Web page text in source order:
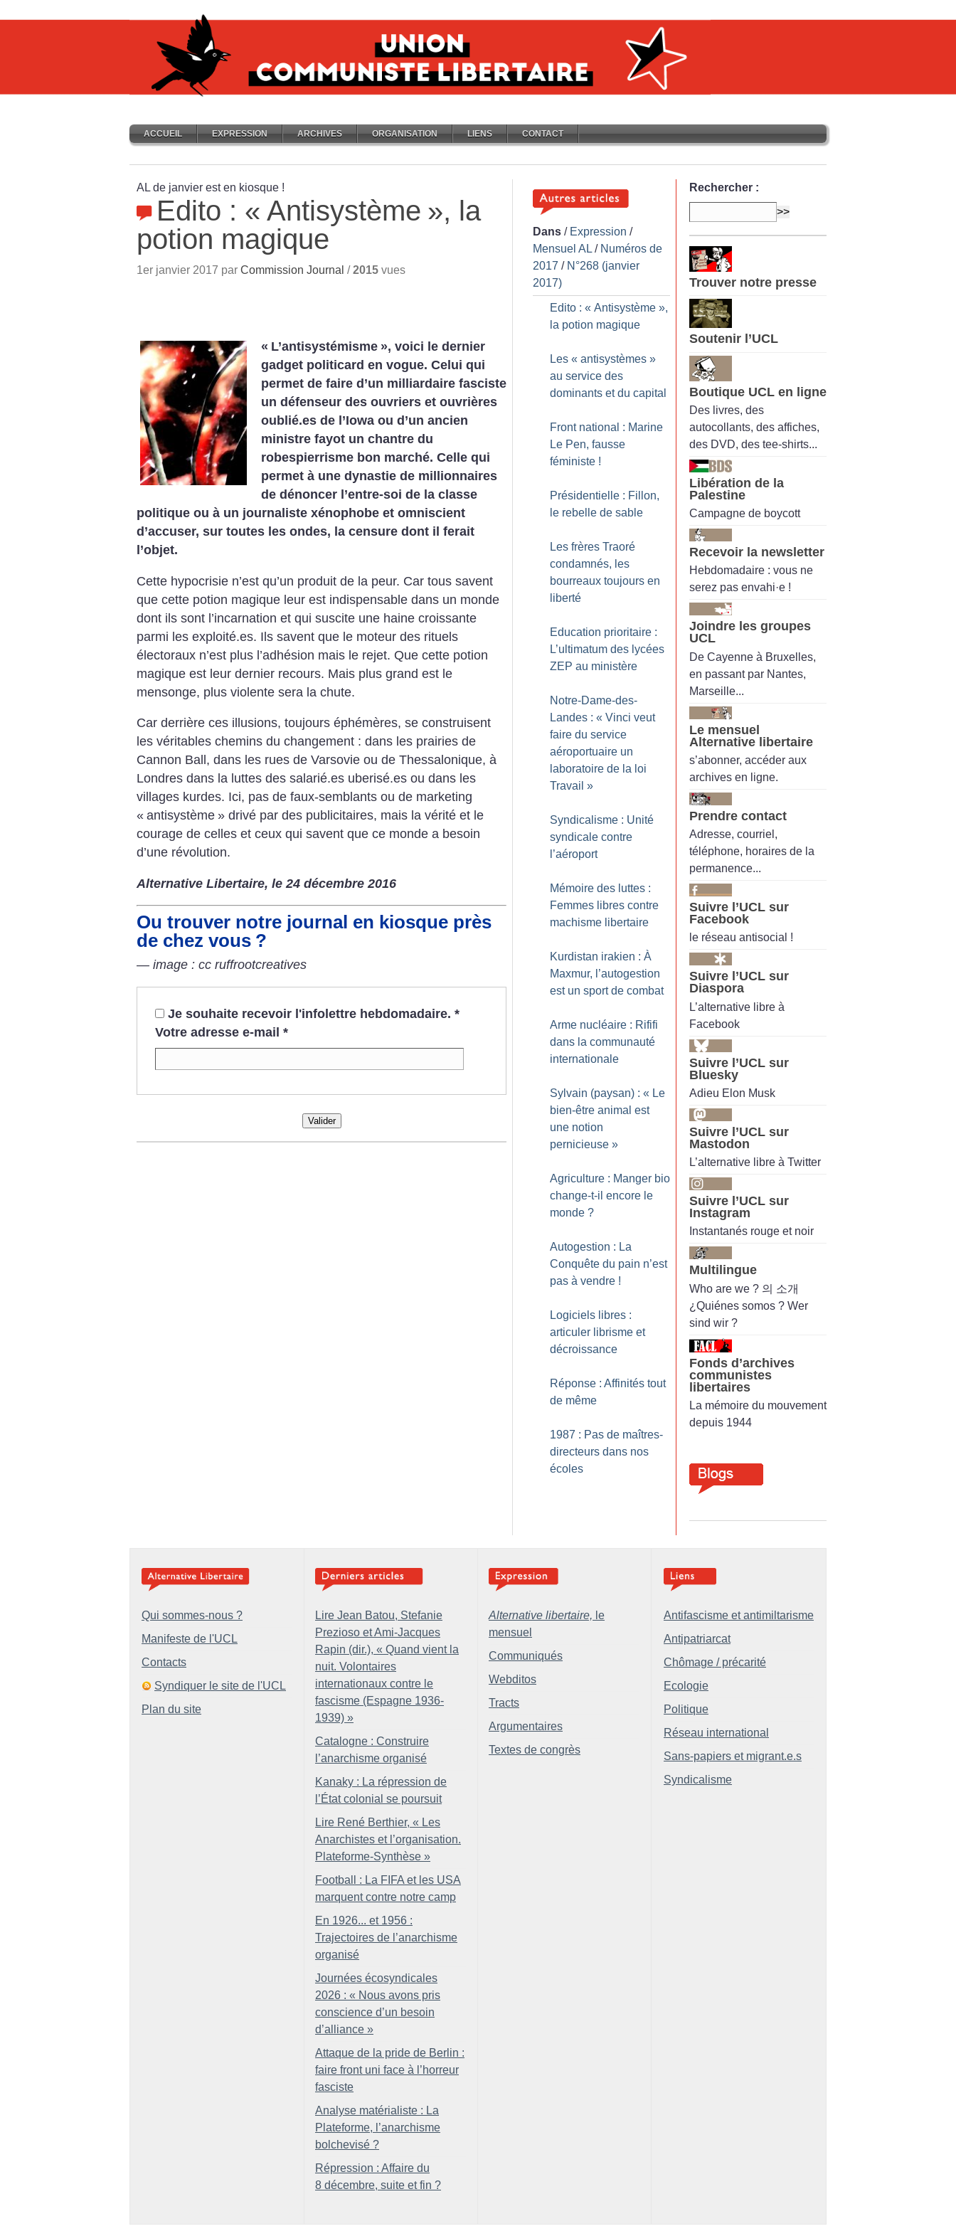
ACCUEIL EXPRESSION ARCHIVES ORGANISATION LIENS CONTACT
AL de janvier est en kiosque !
Edito : « Antisystème », la
potion magique
1er janvier 2017 par Commission Journal /2015 vues
« L’antisystémisme », voici le dernier
gadget politicard en vogue. Celui qui
permet de faire d’un milliardaire fasciste
un défenseur des ouvriers et ouvrières
oublié.es de l’Iowa ou d’un ancien
ministre fayot un chantre du
robespierrisme bon marché. Celle qui
permet à une dynastie de millionnaires
de dénoncer l’entre-soi de la classe
politique ou à un journaliste xénophobe et omniscient
d’accuser, sur toutes les ondes, la censure dont il ferait
l’objet.
Cette hypocrisie n’est qu’un produit de la peur. Car tous savent
que cette potion magique leur est indispensable dans un monde
dont ils sont l’incarnation et qui suscite une haine croissante
parmi les exploité.es. Ils savent que le moteur des rituels
électoraux n’est plus l’adhésion mais le rejet. Que cette potion
magique est leur dernier recours. Mais plus grand est le
mensonge, plus violente sera la chute.
Car derrière ces illusions, toujours éphémères, se construisent
les véritables chemins du changement : dans les prairies de
Cannon Ball, dans les rues de Varsovie ou de Thessalonique, à
Londres dans la luttes des salarié.es uberisé.es ou dans les
villages kurdes. Ici, pas de faux-semblants ou de marketing
« antisystème » drivé par des publicitaires, mais la vérité et le
courage de celles et ceux qui savent que ce monde a besoin
d’une révolution.
Alternative Libertaire, le 24 décembre 2016
Ou trouver notre journal en kiosque près
de chez vous ?
— image : cc ruffrootcreatives
Je souhaite recevoir l'infolettre hebdomadaire. *
Votre adresse e-mail *
Valider
Dans / Expression /
Mensuel AL / Numéros de
2017 / N°268 (janvier
2017)
Edito : « Antisystème »,
la potion magique
Les « antisystèmes »
au service des
dominants et du capital
Front national : Marine
Le Pen, fausse
féministe !
Présidentielle : Fillon,
le rebelle de sable
Les frères Traoré
condamnés, les
bourreaux toujours en
liberté
Education prioritaire :
L’ultimatum des lycées
ZEP au ministère
Notre-Dame-des-
Landes : « Vinci veut
faire du service
aéroportuaire un
laboratoire de la loi
Travail »
Syndicalisme : Unité
syndicale contre
l’aéroport
Mémoire des luttes :
Femmes libres contre
machisme libertaire
Kurdistan irakien : À
Maxmur, l’autogestion
est un sport de combat
Arme nucléaire : Rififi
dans la communauté
internationale
Sylvain (paysan) : « Le
bien-être animal est
une notion
pernicieuse »
Agriculture : Manger bio
change-t-il encore le
monde ?
Autogestion : La
Conquête du pain n’est
pas à vendre !
Logiciels libres :
articuler librisme et
décroissance
Réponse : Affinités tout
de même
1987 : Pas de maîtres-
directeurs dans nos
écoles
Rechercher :
Trouver notre presse
Soutenir l’UCL
Boutique UCL en ligne
Des livres, des
autocollants, des affiches,
des DVD, des tee-shirts...
Libération de la
Palestine
Campagne de boycott
Recevoir la newsletter
Hebdomadaire : vous ne
serez pas envahi·e !
Joindre les groupes
UCL
De Cayenne à Bruxelles,
en passant par Nantes,
Marseille...
Le mensuel
Alternative libertaire
s’abonner, accéder aux
archives en ligne.
Prendre contact
Adresse, courriel,
téléphone, horaires de la
permanence...
Suivre l’UCL sur
Facebook
le réseau antisocial !
Suivre l’UCL sur
Diaspora
L’alternative libre à
Facebook
Suivre l’UCL sur
Bluesky
Adieu Elon Musk
Suivre l’UCL sur
Mastodon
L’alternative libre à Twitter
Suivre l’UCL sur
Instagram
Instantanés rouge et noir
Multilingue
Who are we ? 의 소개
¿Quiénes somos ? Wer
sind wir ?
Fonds d’archives
communistes
libertaires
La mémoire du mouvement
depuis 1944
Qui sommes-nous ?
Manifeste de l'UCL
Contacts
Syndiquer le site de l'UCL
Plan du site
Lire Jean Batou, Stefanie
Prezioso et Ami-Jacques
Rapin (dir.), « Quand vient la
nuit. Volontaires
internationaux contre le
fascisme (Espagne 1936-
1939) »
Catalogne : Construire
l’anarchisme organisé
Kanaky : La répression de
l’État colonial se poursuit
Lire René Berthier, « Les
Anarchistes et l’organisation.
Plateforme-Synthèse »
Football : La FIFA et les USA
marquent contre notre camp
En 1926... et 1956 :
Trajectoires de l’anarchisme
organisé
Journées écosyndicales
2026 : « Nous avons pris
conscience d’un besoin
d’alliance »
Attaque de la pride de Berlin :
faire front uni face à l’horreur
fasciste
Analyse matérialiste : La
Plateforme, l’anarchisme
bolchevisé ?
Répression : Affaire du
8 décembre, suite et fin ?
Alternative libertaire, le
mensuel
Communiqués
Webditos
Tracts
Argumentaires
Textes de congrès
Antifascisme et antimiltarisme
Antipatriarcat
Chômage / précarité
Ecologie
Politique
Réseau international
Sans-papiers et migrant.e.s
Syndicalisme